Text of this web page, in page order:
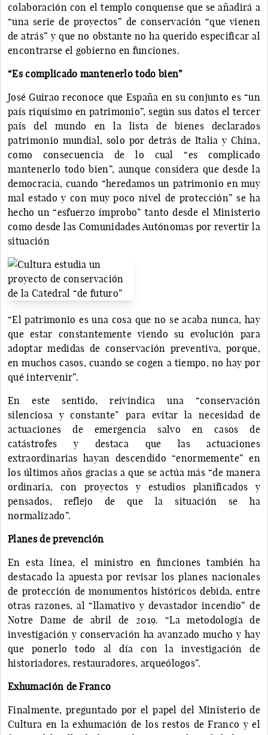
colaboración con el templo conquense que se añadirá a
“una serie de proyectos” de conservación “que vienen
de atrás” y que no obstante no ha querido especificar al
encontrarse el gobierno en funciones.
“Es complicado mantenerlo todo bien”
José Guirao reconoce que España en su conjunto es “un
país riquísimo en patrimonio”, según sus datos el tercer
país del mundo en la lista de bienes declarados
patrimonio mundial, solo por detrás de Italia y China,
como consecuencia de lo cual “es complicado
mantenerlo todo bien”, aunque considera que desde la
democracia, cuando “heredamos un patrimonio en muy
mal estado y con muy poco nivel de protección” se ha
hecho un “esfuerzo ímprobo” tanto desde el Ministerio
como desde las Comunidades Autónomas por revertir la
situación
“El patrimonio es una cosa que no se acaba nunca, hay
que estar constantemente viendo su evolución para
adoptar medidas de conservación preventiva, porque,
en muchos casos, cuando se cogen a tiempo, no hay por
qué intervenir”.
En este sentido, reivindica una “conservación
silenciosa y constante” para evitar la necesidad de
actuaciones de emergencia salvo en casos de
catástrofes y destaca que las actuaciones
extraordinarias hayan descendido “enormemente” en
los últimos años gracias a que se actúa más “de manera
ordinaria, con proyectos y estudios planificados y
pensados, reflejo de que la situación se ha
normalizado”.
Planes de prevención
En esta línea, el ministro en funciones también ha
destacado la apuesta por revisar los planes nacionales
de protección de monumentos históricos debida, entre
otras razones, al “llamativo y devastador incendio” de
Notre Dame de abril de 2019. “La metodología de
investigación y conservación ha avanzado mucho y hay
que ponerlo todo al día con la investigación de
historiadores, restauradores, arqueólogos”.
Exhumación de Franco
Finalmente, preguntado por el papel del Ministerio de
Cultura en la exhumación de los restos de Franco y el